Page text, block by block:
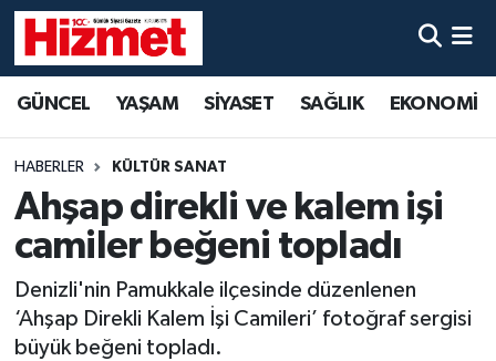
GÜNCEL YAŞAM SİYASET SAĞLIK EKONOMİ
HABERLER KÜLTÜR SANAT
Ahşap direkli ve kalem işi
camiler beğeni topladı
Denizli'nin Pamukkale ilçesinde düzenlenen
‘Ahşap Direkli Kalem İşi Camileri’ fotoğraf sergisi
büyük beğeni topladı.
YAŞAM
SİYASET
SAĞLIK
EKONOMİ
Denizli Hava Durumu
Denizli Trafik Yoğunluk Haritası
Süper Lig Puan Durumu ve Fikstür
Tüm Manşetler